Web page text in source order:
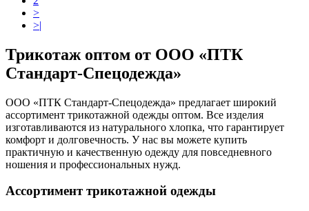
>
>|
Трикотаж оптом от ООО «ПТК
Стандарт-Спецодежда»
ООО «ПТК Стандарт-Спецодежда» предлагает широкий
ассортимент трикотажной одежды оптом. Все изделия
изготавливаются из натурального хлопка, что гарантирует
комфорт и долговечность. У нас вы можете купить
практичную и качественную одежду для повседневного
ношения и профессиональных нужд.
Ассортимент трикотажной одежды